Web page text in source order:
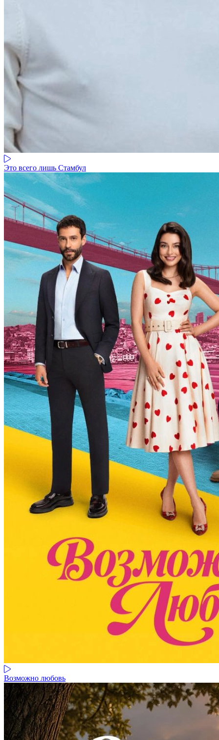
Это всего лишь Стамбул
Возможно любовь